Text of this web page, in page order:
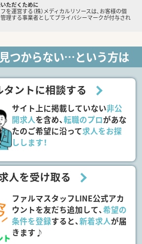
ただくために
を運営する（株）メディカルリソースは、お客様の個
理する事業者としてプライバシーマークが付与され
つからない…という方は
タントに相談する
サイト上に掲載していない非公
開求人を含め、転職のプロがあな
たのご希望に沿って求人をお探
しします！
人を受け取る
ファルマスタッフLINE公式アカ
ウントを友だち追加して、希望の
条件を登録すると、新着求人が届
きます♪